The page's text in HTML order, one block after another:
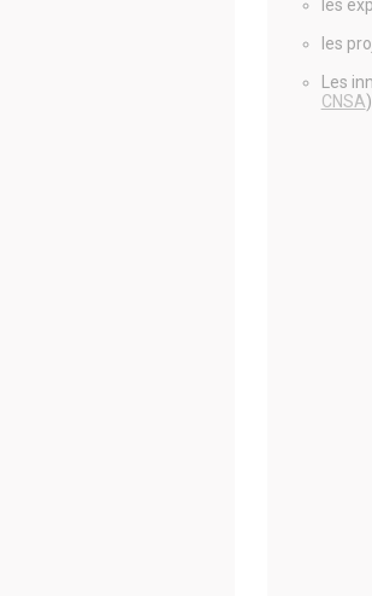
les
les
Les
CNSA).